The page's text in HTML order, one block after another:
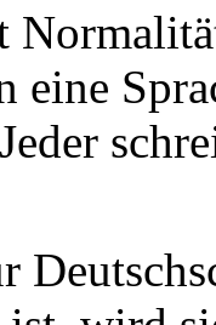
eine